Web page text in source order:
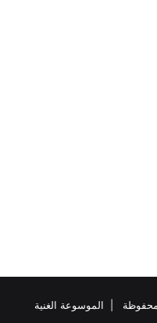
الموسوعة الغنية